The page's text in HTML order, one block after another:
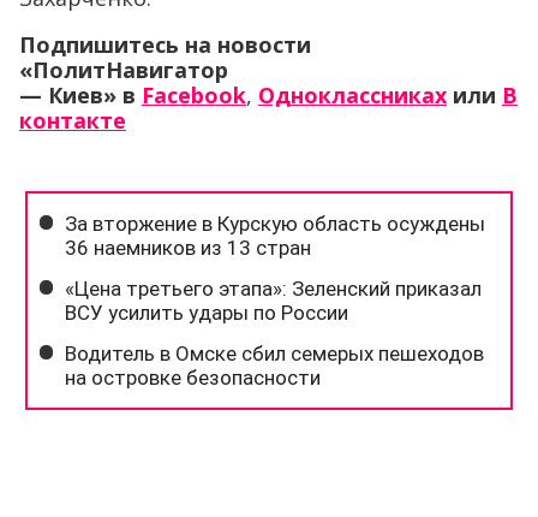
Подпишитесь на новости
«ПолитНавигатор
— Киев» в Facebook, Одноклассниках или В
контакте